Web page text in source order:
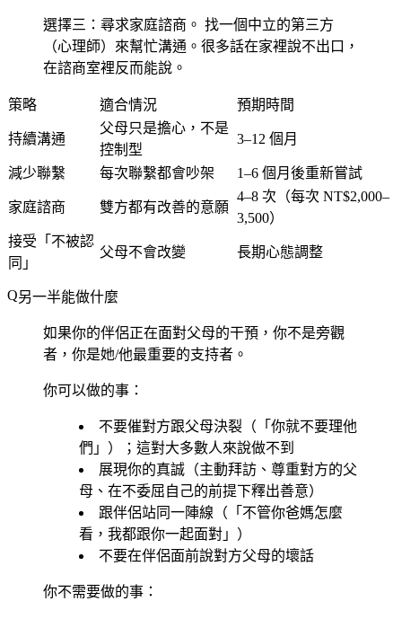
選擇三：尋求家庭諮商。 找一個中立的第三方
（心理師）來幫忙溝通。很多話在家裡說不出口，
在諮商室裡反而能說。
策略 適合情況 預期時間
持續溝通
父母只是擔心，不是
控制型
3–12 個月
減少聯繫 每次聯繫都會吵架 1–6 個月後重新嘗試
家庭諮商 雙方都有改善的意願
4–8 次（每次 NT$2,000–
3,500）
接受「不被認
同」
父母不會改變 長期心態調整
另一半能做什麼
如果你的伴侶正在面對父母的干預，你不是旁觀
者，你是她/他最重要的支持者。
你可以做的事：
不要催對方跟父母決裂（「你就不要理他
們」）；這對大多數人來說做不到
展現你的真誠（主動拜訪、尊重對方的父
母、在不委屈自己的前提下釋出善意）
跟伴侶站同一陣線（「不管你爸媽怎麼
看，我都跟你一起面對」）
不要在伴侶面前說對方父母的壞話
你不需要做的事：